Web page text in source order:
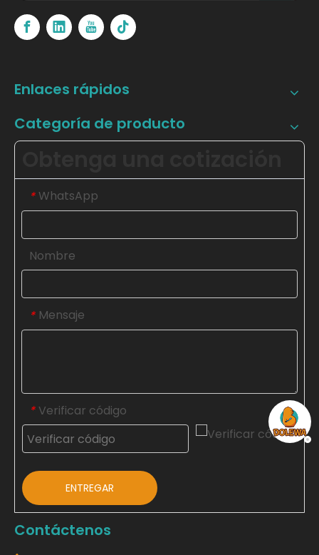
Enlaces rápidos
Categoría de producto
* WhatsApp
Nombre
* Mensaje
* Verificar código
ENTREGAR
Contáctenos